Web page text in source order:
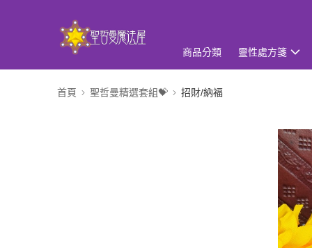
商品分類 靈性處方箋
首頁 聖哲曼精選套組💝 招財/納福